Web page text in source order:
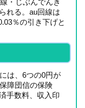
れる。au回線は
％の引き下げと
は、6つの0円が
障団信の保険
手数料、収入印